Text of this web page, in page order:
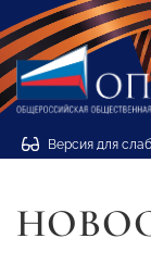
Версия для